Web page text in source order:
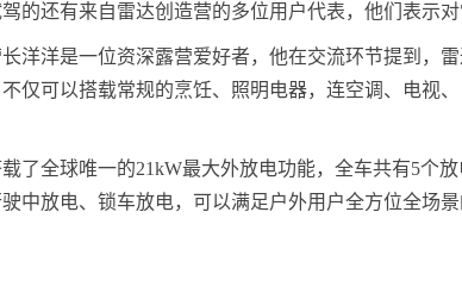
的还有来自雷达创造营的多位用户代表，他们表示
洋洋是一位资深露营爱好者，他在交流环节提到，
仅可以搭载常规的烹饪、照明电器，连空调、电视
了全球唯一的21kW最大外放电功能，全车共有5个
中放电、锁车放电，可以满足户外用户全方位全场